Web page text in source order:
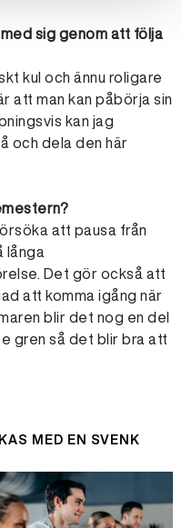
sig genom att följa
kul och ännu roligare
att man kan påbörja sin
kan jag
och dela den här
att pausa från
långa
Det gör också att
att komma igång när
blir det nog en del
gren så det blir bra att
MED EN SVENK